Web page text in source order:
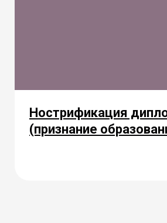
Нострификация
(признание